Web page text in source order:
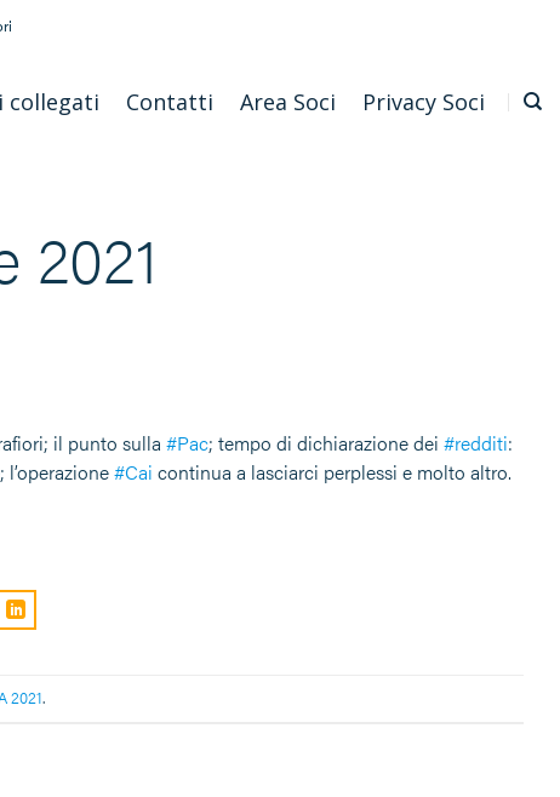
collegati Contatti Area Soci Privacy Soci
2021
il punto sulla #Pac; tempo di dichiarazione dei #redditi:
; l’operazione#Cai continua a lasciarci perplessi e molto altro.
2021.